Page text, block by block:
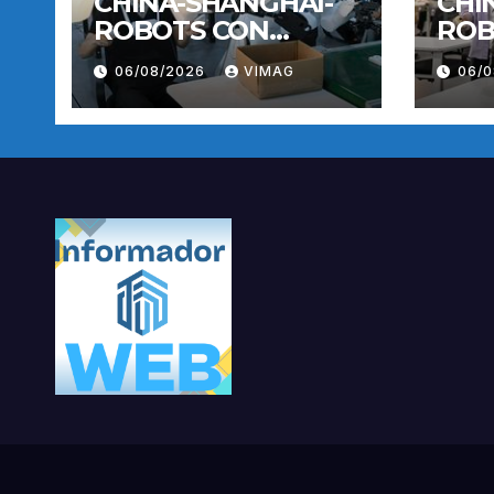
ROBOTS CON
INTELIGENCIA
INCORPORADA-
ENTRENAMIENTO
06/08/2026 VIMAG 06/